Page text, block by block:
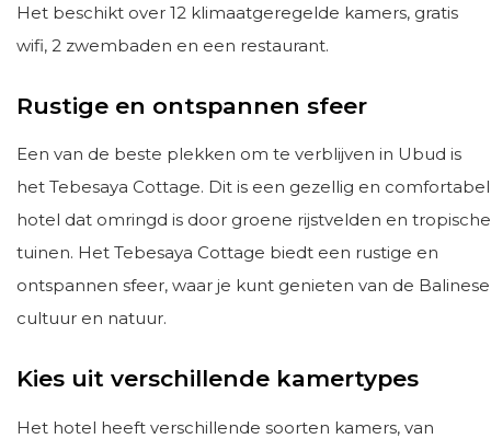
Het beschikt over 12 klimaatgeregelde kamers, gratis
wifi, 2 zwembaden en een restaurant.
Rustige en ontspannen sfeer
Een van de beste plekken om te verblijven in Ubud is
het Tebesaya Cottage. Dit is een gezellig en comfortabel
hotel dat omringd is door groene rijstvelden en tropische
tuinen. Het Tebesaya Cottage biedt een rustige en
ontspannen sfeer, waar je kunt genieten van de Balinese
cultuur en natuur.
Kies uit verschillende kamertypes
Het hotel heeft verschillende soorten kamers, van